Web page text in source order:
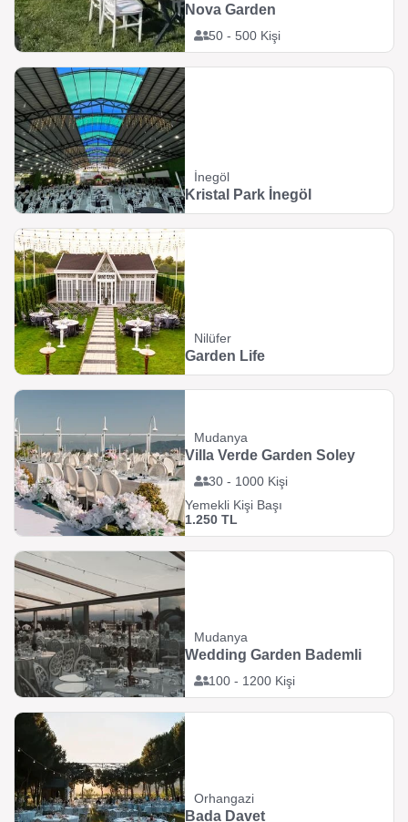
50 - 500 Kişi
Nova Garden
İnegöl
Kristal Park İnegöl
Nilüfer
Garden Life
Mudanya
30 - 1000 Kişi
Villa Verde Garden Soley
Yemekli Kişi Başı
1.250 TL
Mudanya
100 - 1200 Kişi
Wedding Garden Bademli
Orhangazi
Bada Davet